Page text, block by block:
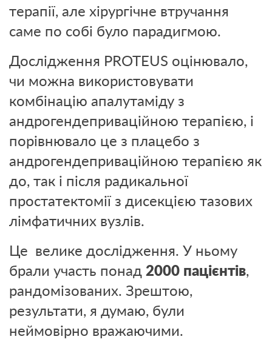
терапії, але хірургічне втручання
саме по собі було парадигмою.
Дослідження PROTEUS оцінювало,
чи можна використовувати
комбінацію апалутаміду з
андрогендеприваційною терапією, і
порівнювало це з плацебо з
андрогендеприваційною терапією як
до, так і після радикальної
простатектомії з дисекцією тазових
лімфатичних вузлів.
Це велике дослідження. У ньому
брали участь понад 2000 пацієнтів,
рандомізованих. Зрештою,
результати, я думаю, були
неймовірно вражаючими.